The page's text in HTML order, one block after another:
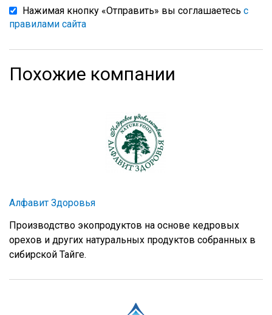
Нажимая кнопку «Отправить» вы соглашаетесь с
правилами сайта
Похожие компании
Алфавит Здоровья
Производство экопродуктов на основе кедровых
орехов и других натуральных продуктов собранных в
сибирской Тайге.